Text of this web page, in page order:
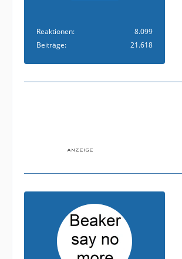
Reaktionen
8.099
Beiträge
21.618